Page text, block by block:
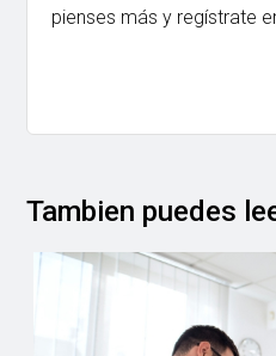
pienses más y regístrate
Tambien puedes